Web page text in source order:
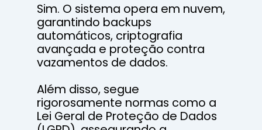
Sim. O sistema opera em nuvem,
garantindo backups
automáticos, criptografia
avançada e proteção contra
vazamentos de dados.
Além disso, segue
rigorosamente normas como a
Lei Geral de Proteção de Dados